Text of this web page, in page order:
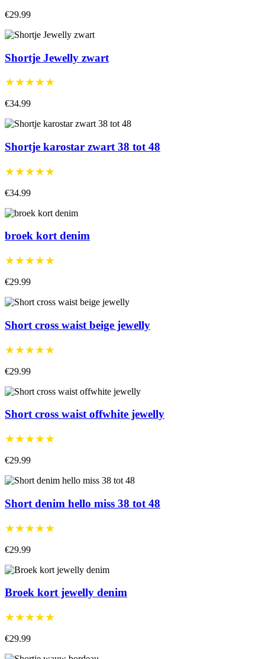
€29.99
Shortje Jewelly zwart
★★★★★
€34.99
Shortje karostar zwart 38 tot 48
★★★★★
€34.99
broek kort denim
★★★★★
€29.99
Short cross waist beige jewelly
★★★★★
€29.99
Short cross waist offwhite jewelly
★★★★★
€29.99
Short denim hello miss 38 tot 48
★★★★★
€29.99
Broek kort jewelly denim
★★★★★
€29.99